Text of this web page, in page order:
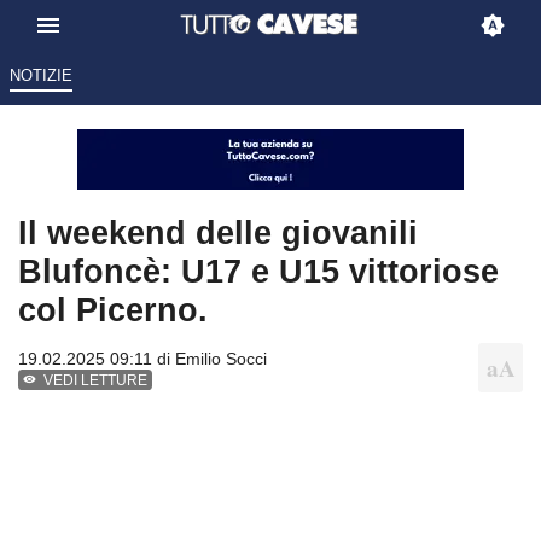
NOTIZIE
Il weekend delle giovanili
Blufoncè: U17 e U15 vittoriose
col Picerno.
19.02.2025 09:11 di Emilio Socci
VEDI LETTURE